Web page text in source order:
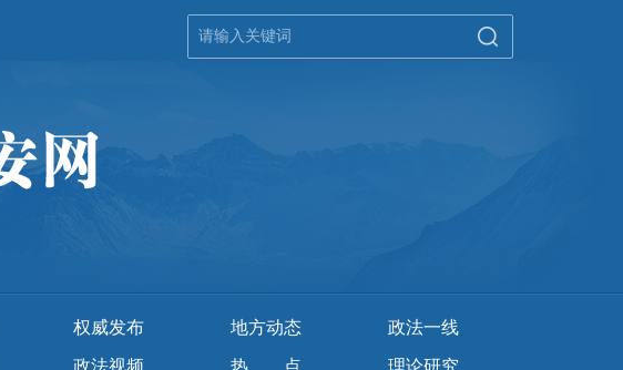
权威发布 地方动态 政法一线
政法视频 热点 理论研究